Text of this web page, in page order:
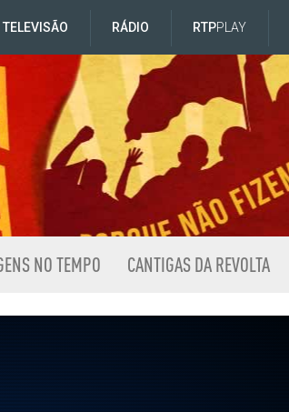
TELEVISÃO RÁDIO RTPPLAY
NO TEMPO CANTIGAS DA REVOLTA